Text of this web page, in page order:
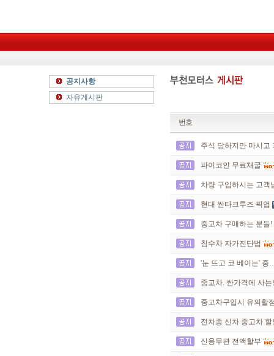
공지사항
자유게시판
번호
주식 당하지만 마시
파이코인 무료채굴
차량 구입하시는 고객
현대 싼타크루즈 픽업
중고차 구매하는 분
침수차 자가진단법
'눈 뜨고 코 베이는' 중
중고차. 싼가격에 사는
중고차구입시 유의할
전차종 신차 중고차
신용무관 전액할부